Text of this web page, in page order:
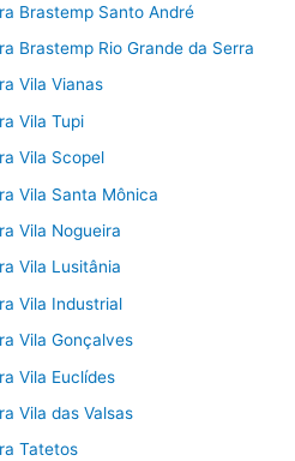
Brastemp Santo André
Brastemp Rio Grande da Serra
Vila Vianas
Vila Tupi
Vila Scopel
Vila Santa Mônica
Vila Nogueira
Vila Lusitânia
Vila Industrial
Vila Gonçalves
Vila Euclídes
Vila das Valsas
Tatetos